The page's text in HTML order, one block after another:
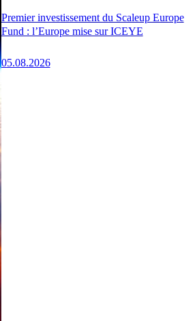
Premier investissement du Scaleup Europe
Fund : l’Europe mise sur ICEYE
05.08.2026